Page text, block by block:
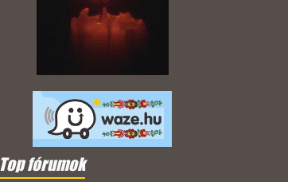
Top fórumok